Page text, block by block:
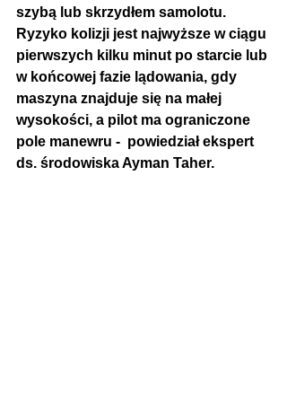
szybą lub skrzydłem samolotu.
Ryzyko kolizji jest najwyższe w ciągu
pierwszych kilku minut po starcie lub
w końcowej fazie lądowania, gdy
maszyna znajduje się na małej
wysokości, a pilot ma ograniczone
pole manewru -  powiedział ekspert
ds. środowiska Ayman Taher.